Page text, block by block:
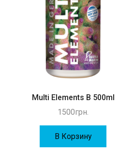
Multi Elements B 500ml
1500грн.
В Корзину